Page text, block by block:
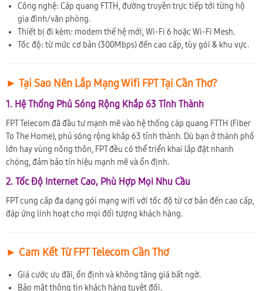
Công nghệ: Cáp quang FTTH, đường truyền trực tiếp tới từng hộ
gia đình/văn phòng.
Thiết bị đi kèm: modem thế hệ mới, Wi-Fi 6 hoặc Wi-Fi Mesh.
Tốc độ: từ mức cơ bản (300Mbps) đến cao cấp, tùy gói & khu vực.
► Tại Sao Nên Lắp Mạng Wifi FPT Tại Cần Thơ?
1. Hệ Thống Phủ Sóng Rộng Khắp 63 Tỉnh Thành
FPT Telecom đã đầu tư mạnh mẽ vào hệ thống cáp quang FTTH (Fiber
To The Home), phủ sóng rộng khắp 63 tỉnh thành. Dù bạn ở thành phố
lớn hay vùng nông thôn, FPT đều có thể triển khai lắp đặt nhanh
chóng, đảm bảo tín hiệu mạnh mẽ và ổn định.
2. Tốc Độ Internet Cao, Phù Hợp Mọi Nhu Cầu
FPT cung cấp đa dạng gói mạng wifi với tốc độ từ cơ bản đến cao cấp,
đáp ứng linh hoạt cho mọi đối tượng khách hàng.
► Cam Kết Từ FPT Telecom Cần Thơ
Giá cước ưu đãi, ổn định và không tăng giá bất ngờ.
Bảo mật thông tin khách hàng tuyệt đối.